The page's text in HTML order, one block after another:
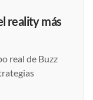
reality más
real de Buzz